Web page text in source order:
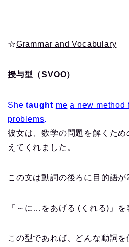
☆Grammar and Vocabulary
授与型（SVOO）
Shetaught me a new method
problems.
彼女は、数学の問題を解くた
えてくれました。
この文は動詞の後ろに目的語が
「～に…をあげる (くれる)」を
この型であれば、どんな動詞